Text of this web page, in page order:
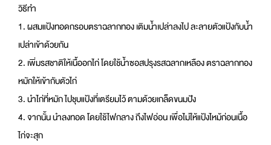
วิธีทำ
1. ผสมแป้งทอดกรอบตราฉลากทอง เติมน้ำเปล่าลงไป ละลายตัวแป้งกับน้ำ
เปล่าเข้าด้วยกัน
2. เพิ่มรสชาติให้เนื้ออกไก่ โดยใช้น้ำซอสปรุงรสฉลากเหลือง ตราฉลากทอง
หมักให้เข้ากับตัวไก่
3. นำไก่ที่หมัก ไปชุบแป้งที่เตรียมไว้ ตามด้วยเกล็ดขนมปัง
4. จากนั้น นำลงทอด โดยใช้ไฟกลาง ถึงไฟอ่อน เพื่อไม่ให้แป้งไหม้ก่อนเนื้อ
ไก่จะสุก